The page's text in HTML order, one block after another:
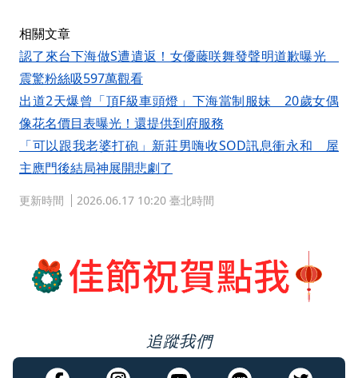
相關文章
認了來台下海做S遭遣返！女優藤咲舞發聲明道歉曝光
震驚粉絲吸597萬觀看
出道2天爆曾「頂F級車頭燈」下海當制服妹 20歲女偶
像花名價目表曝光！還提供到府服務
「可以跟我老婆打砲」新莊男嗨收SOD訊息衝永和 屋
主應門後結局神展開悲劇了
更新時間 2026.06.17 10:20 臺北時間
追蹤我們